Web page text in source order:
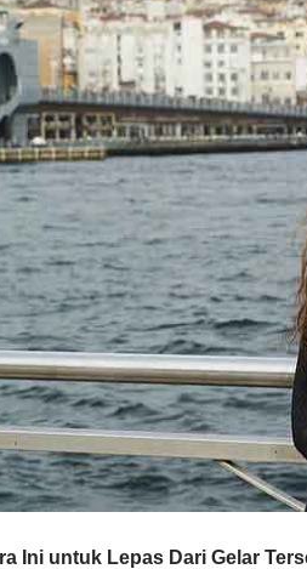
Ini untuk Lepas Dari Gelar